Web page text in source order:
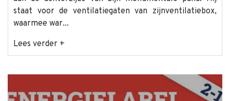
staat voor de ventilatiegaten van zijnventilatiebox,
waarmee war...
Lees verder +